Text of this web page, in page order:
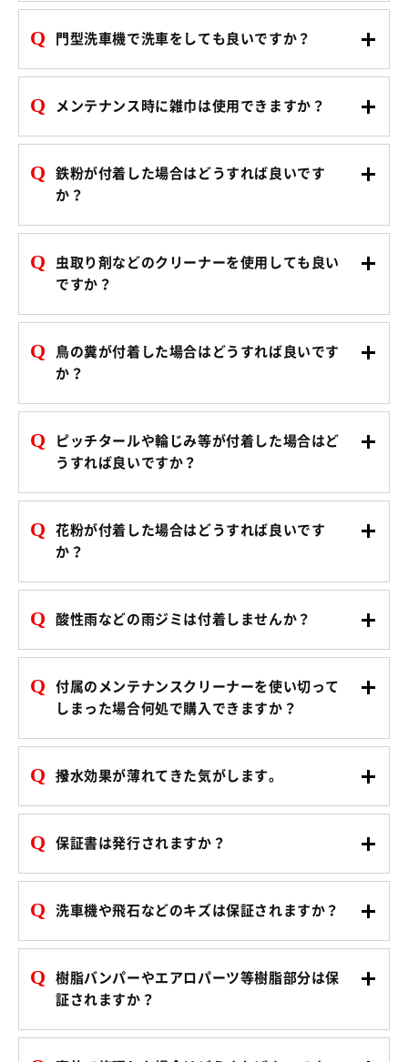
Q 門型洗車機で洗車をしても良いですか？
Q メンテナンス時に雑巾は使用できますか？
Q
鉄粉が付着した場合はどうすれば良いです
か？
Q
虫取り剤などのクリーナーを使用しても良い
ですか？
Q
鳥の糞が付着した場合はどうすれば良いです
か？
Q
ピッチタールや輪じみ等が付着した場合はど
うすれば良いですか？
Q
花粉が付着した場合はどうすれば良いです
か？
Q 酸性雨などの雨ジミは付着しませんか？
Q
付属のメンテナンスクリーナーを使い切って
しまった場合何処で購入できますか？
Q 撥水効果が薄れてきた気がします。
Q 保証書は発行されますか？
Q 洗車機や飛石などのキズは保証されますか？
Q
樹脂バンパーやエアロパーツ等樹脂部分は保
証されますか？